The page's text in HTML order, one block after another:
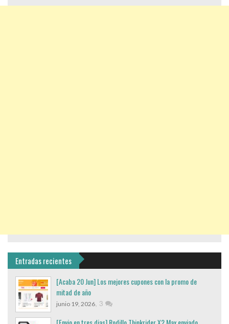
Entradas recientes
[Acaba 20 Jun] Los mejores cupones con la promo de
mitad de año
junio 19, 2026, 3